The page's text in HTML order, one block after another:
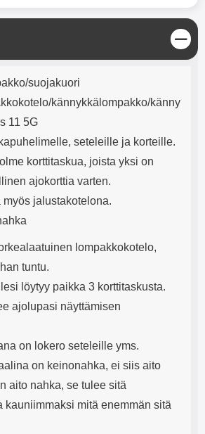
4 tuntia
Input: AC100-240V 50/60Hz 0.8A
Max Output: USB: DC5V/3.0A
(15W) 9V/2.0A (18W) 12V/1.5
(18W) Type-C: 5V/3A (PD15W)
9V/2.22A (PD20W)
5V/3A Max Maximum output:
20.W Max Johdon pituus: 1 metri
S
u
l
suojakuori
kännykkälompakko/känny
11 5G
seteleille ja korteille.
korttitaskua, joista yksi on
ajokorttia varten.
myös jalustakotelona.
lompakkokotelo,
tuntu.
löytyy paikka 3 korttitaskusta.
ajolupasi näyttämisen
on lokero seteleille yms.
on keinonahka, ei siis aito
aito nahka, se tulee sitä
kauniimmaksi mitä enemmän sitä